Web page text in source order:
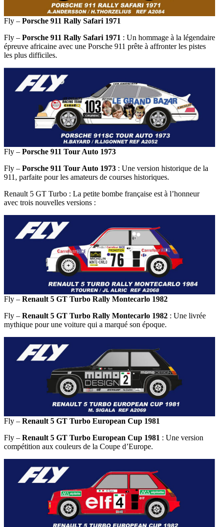
Fly – Porsche 911 Rally Safari 1971
Fly – Porsche 911 Rally Safari 1971 : Un hommage à la légendaire
épreuve africaine avec une Porsche 911 prête à affronter les pistes
les plus difficiles.
Fly – Porsche 911 Tour Auto 1973
Fly – Porsche 911 Tour Auto 1973 : Une version historique de la
911, parfaite pour les amateurs de courses historiques.
Renault 5 GT Turbo : La petite bombe française est à l’honneur
avec trois nouvelles versions :
Fly – Renault 5 GT Turbo Rally Montecarlo 1982
Fly – Renault 5 GT Turbo Rally Montecarlo 1982 : Une livrée
mythique pour une voiture qui a marqué son époque.
Fly – Renault 5 GT Turbo European Cup 1981
Fly – Renault 5 GT Turbo European Cup 1981 : Une version
compétition aux couleurs de la Coupe d’Europe.